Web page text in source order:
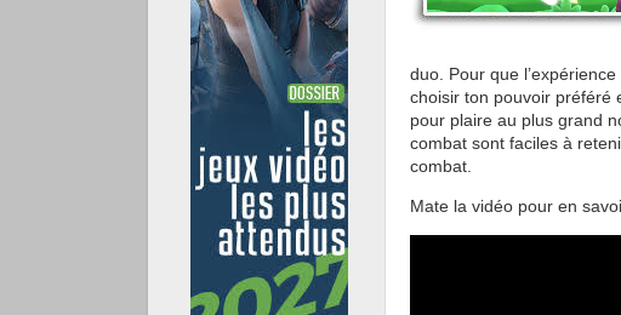
duo. Pour que
choisir ton pouvoir préféré
pour plaire au plus grand
combat sont faciles à
combat.
Mate la vidéo pour en